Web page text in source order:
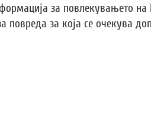
за повлекувањето на
повреда за која се очекува